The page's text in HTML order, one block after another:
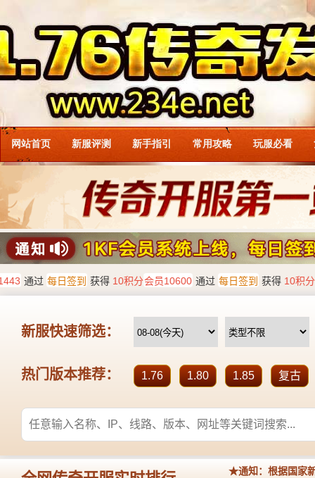
网站首页 新服评测 新手指引 常用攻略 玩服必看